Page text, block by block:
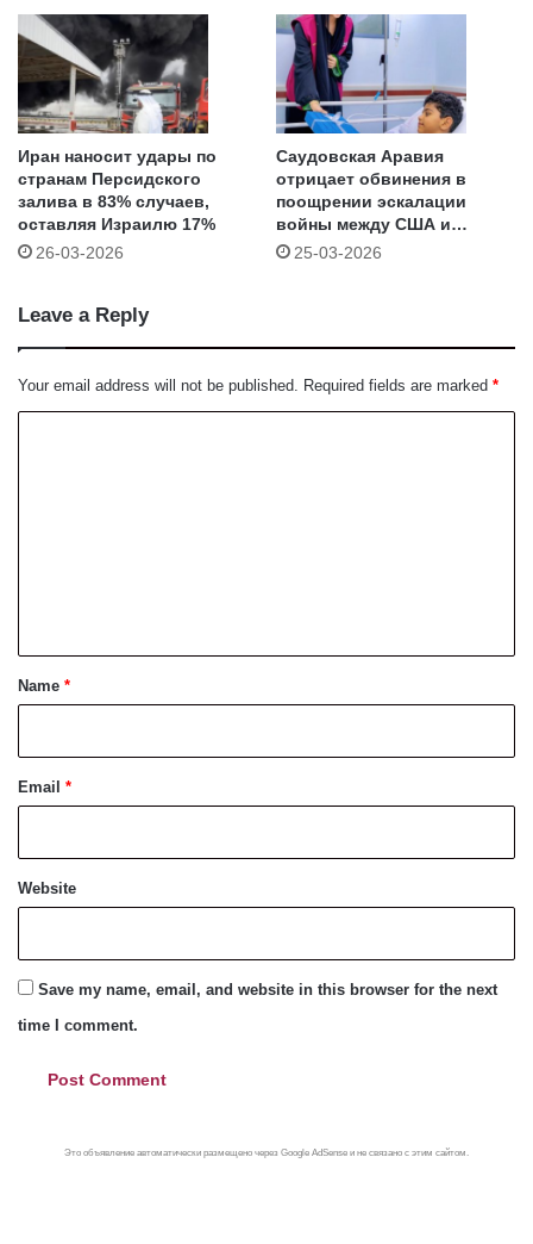
Иран наносит удары по
странам Персидского
залива в 83% случаев,
оставляя Израилю 17%
26-03-2026
Саудовская Аравия
отрицает обвинения в
поощрении эскалации
войны между США и
Ираном
25-03-2026
Leave a Reply
Your email address will not be published. Required fields are marked *
*Name *
Email *
Website
Save my name, email, and website in this browser for the next
time I comment.
Это объявление автоматически размещено через Google AdSense и не связано с этим сайтом.